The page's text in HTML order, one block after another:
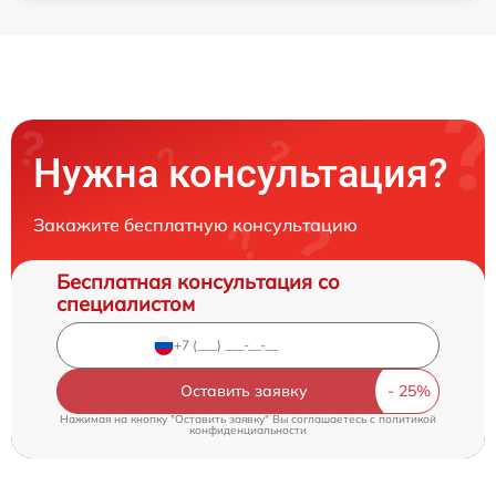
Нужна консультация?
Закажите бесплатную консультацию
Бесплатная консультация со
специалистом
Оставить заявку
Нажимая на кнопку "Оставить заявку" Вы соглашаетесь cполитикой
конфиденциальности